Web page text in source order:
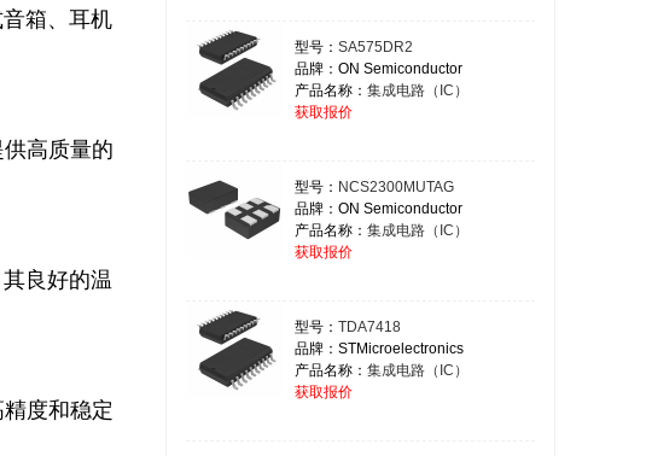
型号： SA575DR2
品牌：ON Semiconductor
产品名称： 集成电路（IC）
获取报价
型号： NCS2300MUTAG
品牌：ON Semiconductor
产品名称： 集成电路（IC）
获取报价
型号： TDA7418
品牌：STMicroelectronics
产品名称： 集成电路（IC）
获取报价